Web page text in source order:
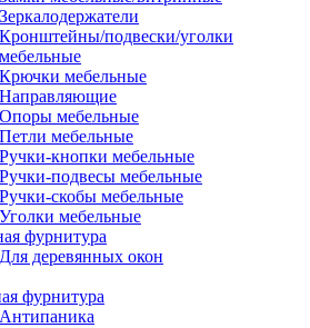
Зеркалодержатели
Кронштейны/подвески/уголки
мебельные
Крючки мебельные
Направляющие
Опоры мебельные
Петли мебельные
Ручки-кнопки мебельные
Ручки-подвесы мебельные
Ручки-скобы мебельные
Уголки мебельные
фурнитура
Для деревянных окон
фурнитура
Антипаника